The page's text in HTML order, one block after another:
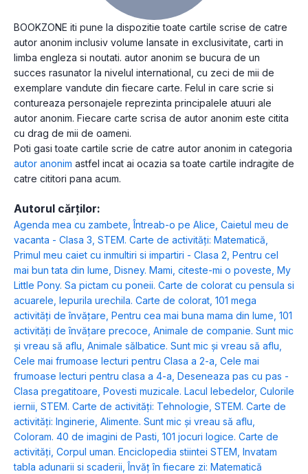
BOOKZONE iti pune la dispozitie toate cartile scrise de catre
autor anonim inclusiv volume lansate in exclusivitate, carti in
limba engleza si noutati. autor anonim se bucura de un
succes rasunator la nivelul international, cu zeci de mii de
exemplare vandute din fiecare carte. Felul in care scrie si
contureaza personajele reprezinta principalele atuuri ale
autor anonim. Fiecare carte scrisa de autor anonim este citita
cu drag de mii de oameni.
Poti gasi toate cartile scrie de catre autor anonim in categoria
autor anonim astfel incat ai ocazia sa toate cartile indragite de
catre cititori pana acum.
Autorul cărților:
Agenda mea cu zambete ,Întreab-o pe Alice Caietul meu de
vacanta - Clasa 3 STEM. Carte de activități: Matematică
Primul meu caiet cu inmultiri si impartiri - Clasa 2 Pentru cel
mai bun tata din lume Disney. Mami, citeste-mi o poveste My
Little Pony. Sa pictam cu poneii. Carte de colorat cu pensula si
acuarele Iepurila urechila. Carte de colorat 101 mega
activități de învățare Pentru cea mai buna mama din lume 101
activități de învățare precoce Animale de companie. Sunt mic
și vreau să aflu Animale sălbatice. Sunt mic și vreau să aflu
Cele mai frumoase lecturi pentru Clasa a 2-a Cele mai
frumoase lecturi pentru clasa a 4-a Deseneaza pas cu pas -
Clasa pregatitoare Povesti muzicale. Lacul lebedelor, Culorile
iernii STEM. Carte de activități: Tehnologie STEM. Carte de
activități: Inginerie Alimente. Sunt mic și vreau să aflu
Coloram. 40 de imagini de Pasti 101 jocuri logice. Carte de
activități Corpul uman. Enciclopedia stiintei STEM Invatam
tabla adunarii si scaderii ,Învăț în fiecare zi: Matematică